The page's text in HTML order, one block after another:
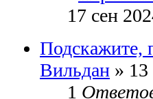
17 сен
Подскажите,
Вильдан » 13
1